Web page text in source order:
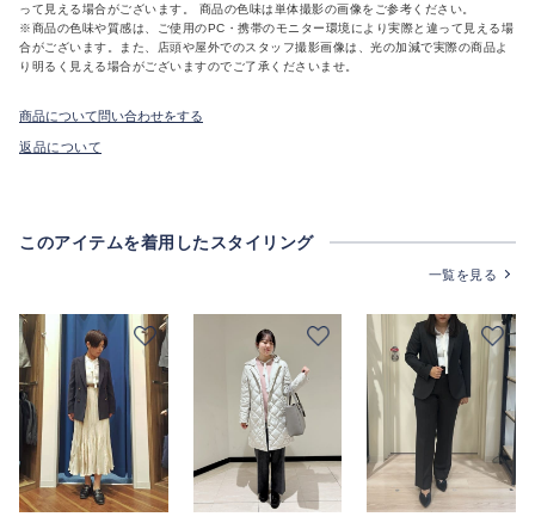
って見える場合がございます。 商品の色味は単体撮影の画像をご参考ください。
※商品の色味や質感は、ご使用のPC・携帯のモニター環境により実際と違って見える場
合がございます。また、店頭や屋外でのスタッフ撮影画像は、光の加減で実際の商品よ
り明るく見える場合がございますのでご了承くださいませ。
商品について問い合わせをする
返品について
このアイテムを着用したスタイリング
一覧を見る